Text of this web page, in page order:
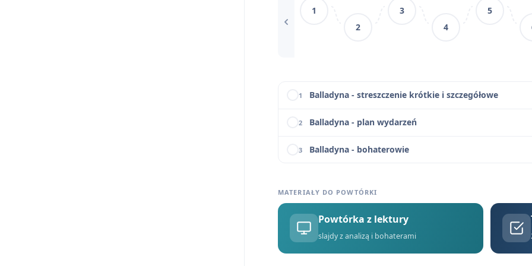
1
2
3
4
5
Słowniczek pojęć i archaizmów w Balladynie
1 Balladyna - streszczenie krótkie i szczegółowe
2 Balladyna - plan wydarzeń
3 Balladyna - bohaterowie
5 Balladyna - geneza
6 Balladyna - problematyka
MATERIAŁY DO POWTÓRKI
Powtórka z lektury
slajdy z analizą i bohaterami